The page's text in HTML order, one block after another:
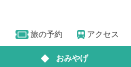
旅の予約 アクセス
おみやげ